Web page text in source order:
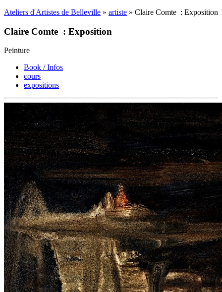
Ateliers d'Artistes de Belleville » artiste » Claire Comte : Exposition
Claire Comte : Exposition
Peinture
Book / Infos
cours
expositions